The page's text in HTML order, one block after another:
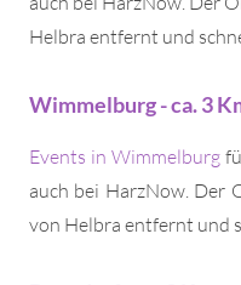
Helbra entfernt und
Wimmelburg - ca. 3
Events in Wimmelburg
auch bei HarzNow. Der
von Helbra entfernt und